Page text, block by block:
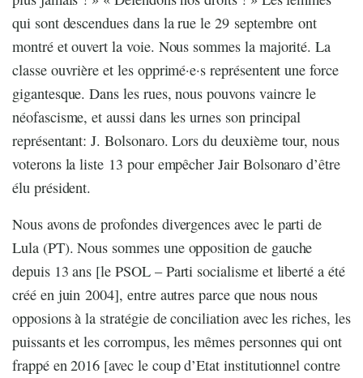
qui sont descendues dans la rue le 29 septembre ont
montré et ouvert la voie. Nous sommes la majorité. La
classe ouvrière et les opprimé·e·s représentent une force
gigantesque. Dans les rues, nous pouvons vaincre le
néofascisme, et aussi dans les urnes son principal
représentant: J. Bolsonaro. Lors du deuxième tour, nous
voterons la liste 13 pour empêcher Jair Bolsonaro d’être
élu président.
Nous avons de profondes divergences avec le parti de
Lula (PT). Nous sommes une opposition de gauche
depuis 13 ans [le PSOL – Parti socialisme et liberté a été
créé en juin 2004], entre autres parce que nous nous
opposions à la stratégie de conciliation avec les riches, les
puissants et les corrompus, les mêmes personnes qui ont
frappé en 2016 [avec le coup d’Etat institutionnel contre